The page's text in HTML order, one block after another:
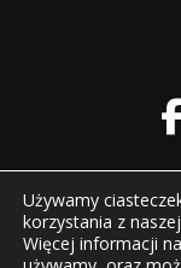
Używamy
korzystania z
Więcej informacji